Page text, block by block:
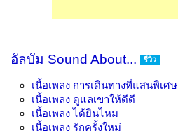
อัลบัม Sound About... รีวิว
เนื้อเพลง การเดินทางที่แสนพิเศษ
เนื้อเพลง ดูแลเขาให้ดีดี
เนื้อเพลงได้ยินไหม
เนื้อเพลง รักครั้งใหม่